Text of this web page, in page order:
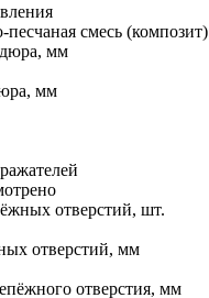
смесь (композит)
мм
мм
отверстий, шт.
отверстий, мм
отверстия, мм